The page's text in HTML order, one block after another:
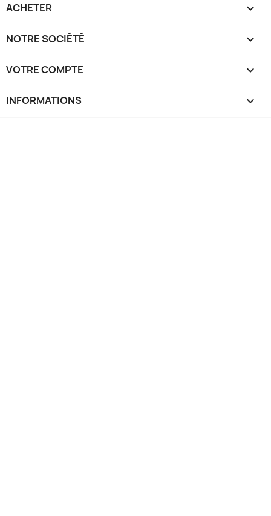
ACHETER 
NOTRE SOCIÉTÉ 
VOTRE COMPTE 
INFORMATIONS keyboard_arrow_down